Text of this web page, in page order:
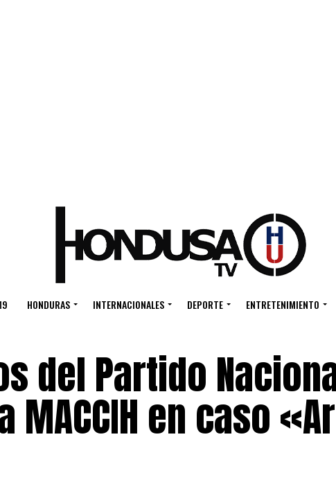
HONDURAS INTERNACIONALES DEPORTE ENTRETENIMIENTO
del Partido
en caso